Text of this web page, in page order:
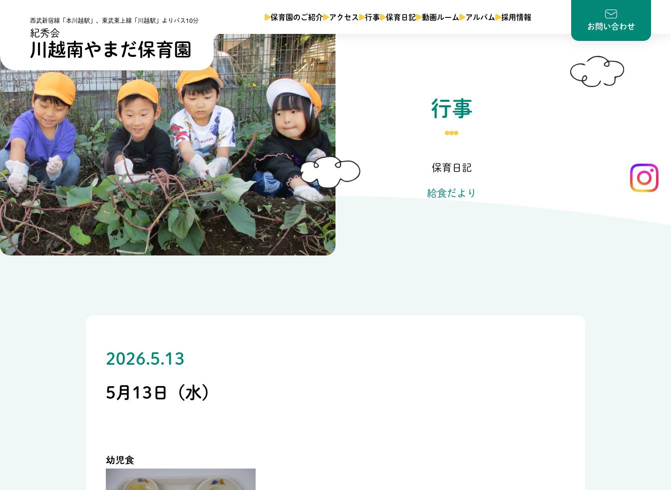
西武新宿線「本川越駅」、東武東上線「川越駅」よりバス10分
紀秀会
川越南やまだ保育園
保育園のご紹介 アクセス 行事 保育日記 動画ルーム アルバム 採用情報
お問い合わせ
行事
保育日記
給食だより
2026.5.13
5月13日（水）
幼児食